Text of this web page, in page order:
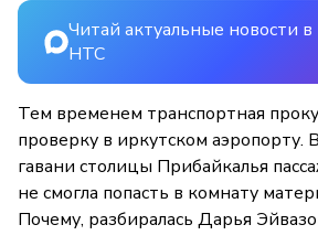
Читай актуальные новости в
НТС
Тем временем транспортная
проверку в иркутском аэропорту.
гавани столицы Прибайкалья
не смогла попасть в комнату
Почему, разбиралась Дарья